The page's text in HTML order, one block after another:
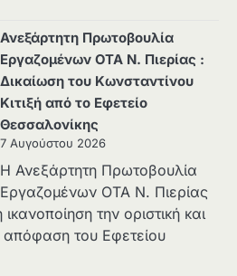
Ανεξάρτητη Πρωτοβουλία
Εργαζομένων ΟΤΑ Ν. Πιερίας :
Δικαίωση του Κωνσταντίνου
Κιτιξή από το Εφετείο
Θεσσαλονίκης
7 Αυγούστου 2026
Η Ανεξάρτητη Πρωτοβουλία
Εργαζομένων ΟΤΑ Ν. Πιερίας
την οριστική και
απόφαση του Εφετείου